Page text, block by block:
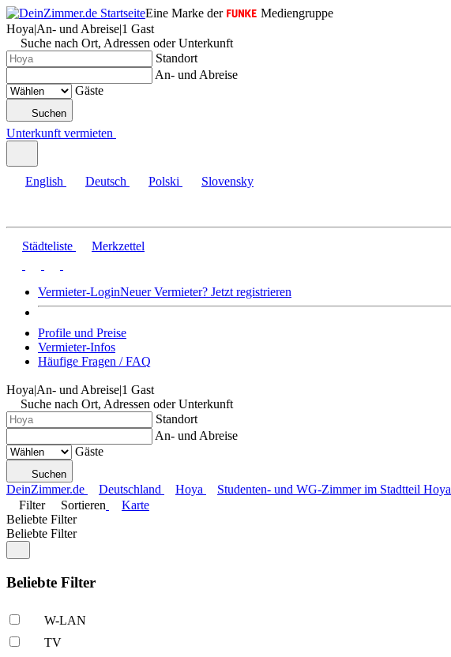
Eine Marke der
Mediengruppe
Hoya|An- und Abreise|1 Gast
Suche nach Ort, Adressen oder Unterkunft
Standort
An- und Abreise
Gäste
Suchen
Unterkunft vermieten
English Deutsch Polski Slovensky
Städteliste Merkzettel
Vermieter-LoginNeuer Vermieter? Jetzt registrieren
Profile und Preise
Vermieter-Infos
Häufige Fragen / FAQ
Hoya|An- und Abreise|1 Gast
Suche nach Ort, Adressen oder Unterkunft
Standort
An- und Abreise
Gäste
Suchen
DeinZimmer.de Deutschland Hoya
Studenten- und WG-Zimmer im Stadtteil Hoya
Filter
Sortieren
Karte
Beliebte Filter
Beliebte Filter
Beliebte Filter
W-LAN
TV